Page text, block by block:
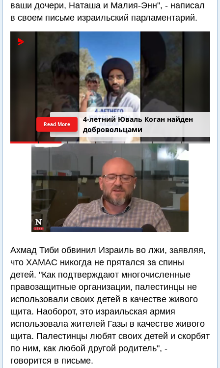
ваши дочери, Наташа и Малия-Энн", - написал
в своем письме израильский парламентарий.
4-летний Юваль Коган найден
добровольцами
Read More
Ахмад Тиби обвинил Израиль во лжи, заявляя,
что ХАМАС никогда не прятался за спины
детей. "Как подтверждают многочисленные
правозащитные организации, палестинцы не
использовали своих детей в качестве живого
щита. Наоборот, это израильская армия
использовала жителей Газы в качестве живого
щита. Палестинцы любят своих детей и скорбят
по ним, как любой другой родитель", -
говорится в письме.